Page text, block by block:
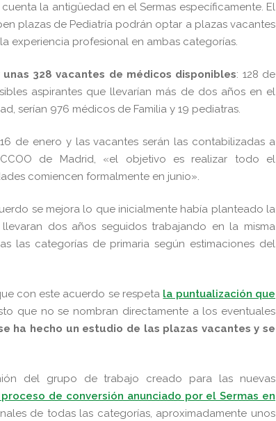
la antigüedad en el Sermas específicamente. El
plazas de Pediatría podrán optar a plazas vacantes
experiencia profesional en ambas categorías.
328 vacantes de médicos disponibles: 128 de
aspirantes que llevarían más de dos años en el
serían 976 médicos de Familia y 19 pediatras.
de enero y las vacantes serán las contabilizadas a
de Madrid, «el objetivo es realizar todo el
comiencen formalmente en junio».
se mejora lo que inicialmente había planteado la
dos años seguidos trabajando en la misma
las categorías de primaria según estimaciones del
con este acuerdo se respeta la puntualización que
que no se nombran directamente a los eventuales
ha hecho un estudio de las plazas vacantes y se
del grupo de trabajo creado para las nuevas
de conversión anunciado por el Sermas en
de todas las categorías, aproximadamente unos